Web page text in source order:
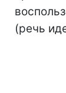
(речь